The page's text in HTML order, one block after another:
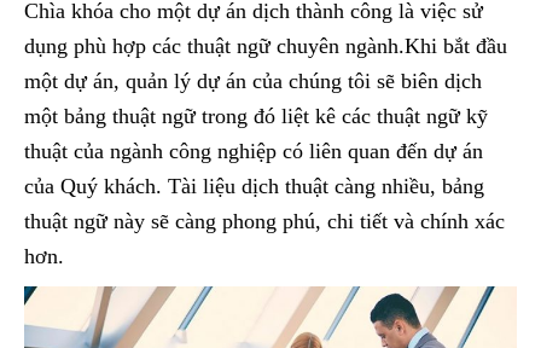
Chìa khóa cho một dự án dịch thành công là việc sử
dụng phù hợp các thuật ngữ chuyên ngành.Khi bắt đầu
một dự án, quản lý dự án của chúng tôi sẽ biên dịch
một bảng thuật ngữ trong đó liệt kê các thuật ngữ kỹ
thuật của ngành công nghiệp có liên quan đến dự án
của Quý khách. Tài liệu dịch thuật càng nhiều, bảng
thuật ngữ này sẽ càng phong phú, chi tiết và chính xác
hơn.